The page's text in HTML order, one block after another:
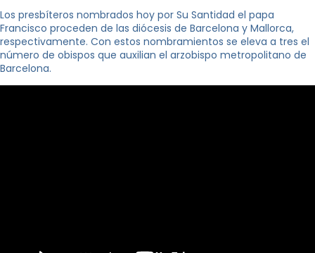
Los presbíteros nombrados hoy por Su Santidad el papa
Francisco proceden de las diócesis de Barcelona y Mallorca,
respectivamente. Con estos nombramientos se eleva a tres el
número de obispos que auxilian el arzobispo metropolitano de
Barcelona.